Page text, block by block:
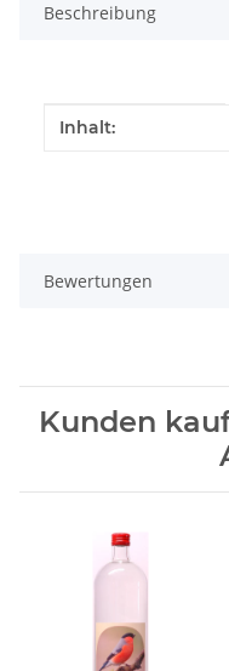
Beschreibung
Produkteigenschaft
Wert
Inhalt:
Bewertungen
Kunden